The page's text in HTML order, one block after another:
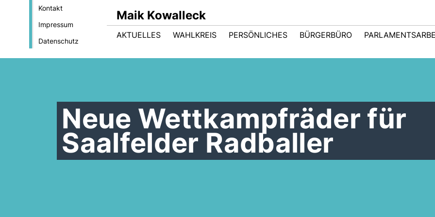
Kontakt
Impressum
Datenschutz
Maik Kowalleck
AKTUELLES WAHLKREIS PERSÖNLICHES BÜRGERBÜRO
Neue Wettkampfräder für
Saalfelder Radballer